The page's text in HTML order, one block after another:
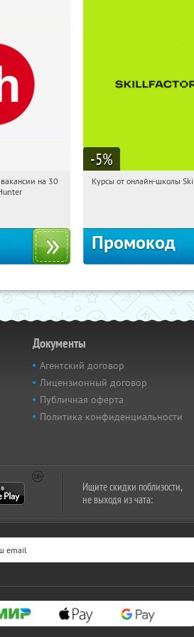
Получили:
на 30
-5%
12:03:30
Курсы от онлайн-школы
Промокод
Документы
Агентский договор
Лицензионный договор
Публичная оферта
Политика конфиденциальности
Ищите скидки поблизости,
не выходя из чата: